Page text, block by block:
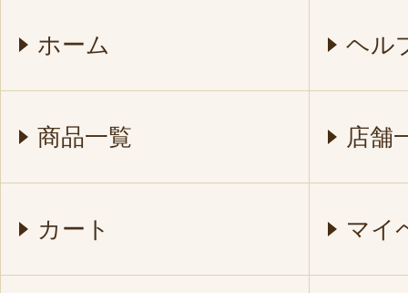
ホーム ヘル
商品一覧 店舗
カート マイ